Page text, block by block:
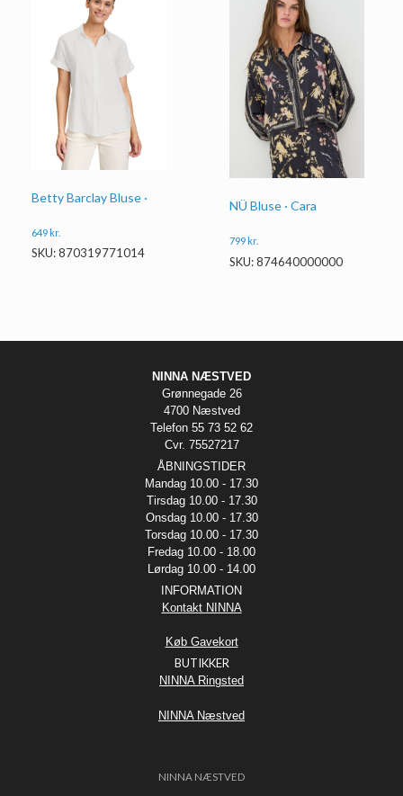
Betty Barclay Bluse ·
649kr.
SKU: 870319771014
NÜ Bluse · Cara
799 kr.
SKU: 874640000000
NINNA NÆSTVED
Grønnegade 26
4700 Næstved
Telefon 55 73 52 62
Cvr. 75527217
ÅBNINGSTIDER
Mandag 10.00 - 17.30
Tirsdag 10.00 - 17.30
Onsdag 10.00 - 17.30
Torsdag 10.00 - 17.30
Fredag 10.00 - 18.00
Lørdag 10.00 - 14.00
INFORMATION
Kontakt NINNA
Køb Gavekort
BUTIKKER
NINNA Ringsted
NINNA Næstved
NINNA NÆSTVED